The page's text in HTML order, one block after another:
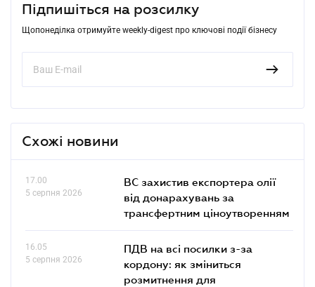
Підпишіться на розсилку
Щопонеділка отримуйте weekly-digest про ключові події бізнесу
Схожі новини
17.00
5 серпня 2026
ВС захистив експортера олії
від донарахувань за
трансфертним ціноутворенням
16.05
5 серпня 2026
ПДВ на всі посилки з-за
кордону: як зміниться
розмитнення для